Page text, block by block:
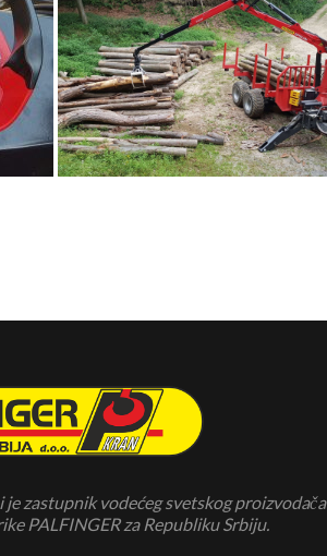
je zastupnik vodećeg svetskog proizvodača
PALFINGER za Republiku Srbiju.